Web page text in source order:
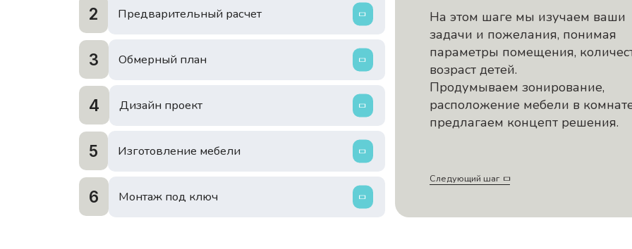
2 Предварительный расчет
3 Обмерный план
4 Дизайн проект
5 Изготовление мебели
6 Монтаж под ключ
На этом шаге мы изучаем ваши
задачи и пожелания, понимая
параметры помещения,
возраст детей.
Продумываем зонирование,
расположение мебели в
предлагаем концепт решения.
Следующий шаг